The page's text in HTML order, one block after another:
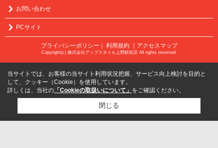
お問い合わせ
PCサイト
プライバシーポリシー ｜ 利用規約 ｜アクセスマップ
Copyright(c) 株式会社アップスタイル上野駅前店 All rights reserved.
当サイトでは、お客様の当サイト利用状況把握、サービス向上検討を目的と
して、クッキー（Cookie）を使用しています。
詳しくは、当社の 「Cookieの取扱いについて」 をご確認ください。
閉じる